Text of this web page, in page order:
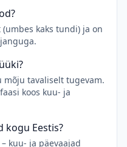
kaks tundi) ja on
mõju tavaliselt tugevam.
koos kuu- ja
kogu Eestis?
kuu- ja päevaajad